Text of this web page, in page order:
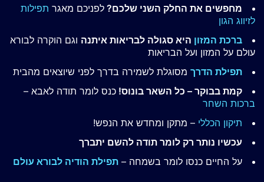
מחפשים את החלק השני שלכם? לפניכם מאגר תפילות
לזיווג הגון
ברכת המזון היא סגולה לבריאות איתנה וגם הוקרה לבורא
עולם על המזון ועל הבריאות
תפילת הדרך מסוגלת לשמירה בדרך לפני שיוצאים מהבית
קמת בבוקר – כל השאר בונוס! כנס לומר תודה לאבא –
ברכות השחר
תיקון הכללי – מתקן ומחדש את הנפש!
עכשיו נותר רק לומר תודה להשם יתברך
על החיים כנסו לומר בשמחה – תפילת הודיה לבורא עולם